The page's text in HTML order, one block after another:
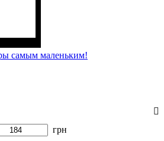
самым маленьким!
грн